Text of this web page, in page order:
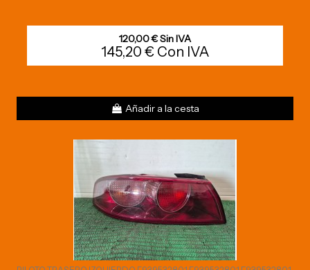
120,00 € Sin IVA
145,20 € Con IVA
Añadir a la cesta